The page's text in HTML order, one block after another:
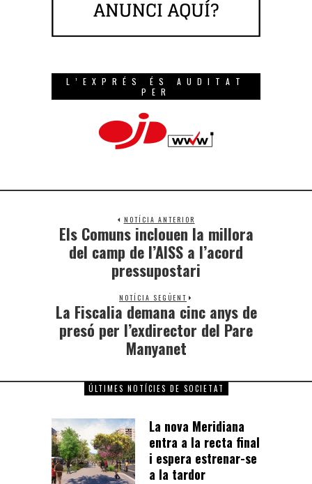
L’EXPRÉS ÉS AUDITAT
PER
NOTÍCIA ANTERIOR
Els Comuns inclouen la millora
del camp de l’AISS a l’acord
pressupostari
NOTÍCIA SEGÜENT
La Fiscalia demana cinc anys de
presó per l’exdirector del Pare
Manyanet
ÚLTIMES NOTÍCIES DE SOCIETAT
La nova Meridiana
entra a la recta final
i espera estrenar-se
a la tardor